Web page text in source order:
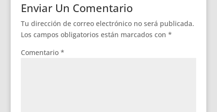
Enviar Un Comentario
Tu dirección de correo electrónico no será publicada.
Los campos obligatorios están marcados con *
Comentario *